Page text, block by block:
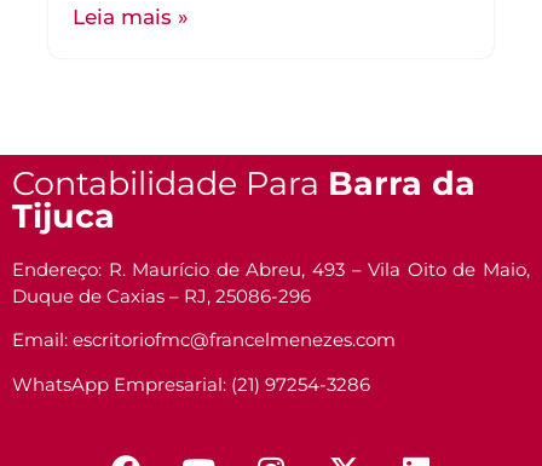
Leia mais »
Contabilidade Para Barra da
Tijuca
Endereço: R. Maurício de Abreu, 493 – Vila Oito de Maio,
Duque de Caxias – RJ, 25086-296
Email: escritoriofmc@francelmenezes.com
WhatsApp Empresarial: (21) 97254-3286